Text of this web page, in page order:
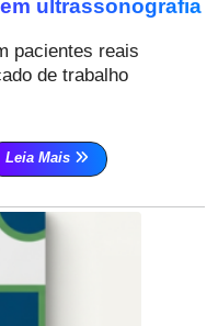
ultrassonografia
pacientes reais
de trabalho
Leia Mais